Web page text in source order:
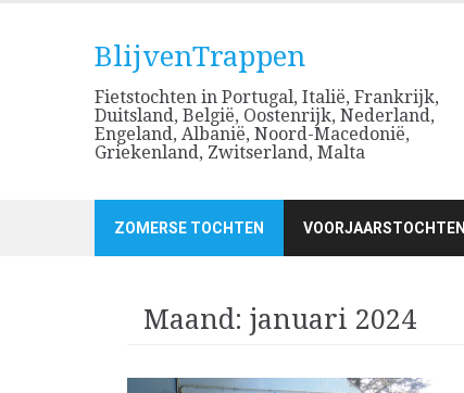
BlijvenTrappen
Fietstochten in Portugal, Italië, Frankrijk,
Duitsland, België, Oostenrijk, Nederland,
Engeland, Albanië, Noord-Macedonië,
Griekenland, Zwitserland, Malta
ZOMERSE TOCHTEN VOORJAARSTOCHTEN
Maand: januari 2024